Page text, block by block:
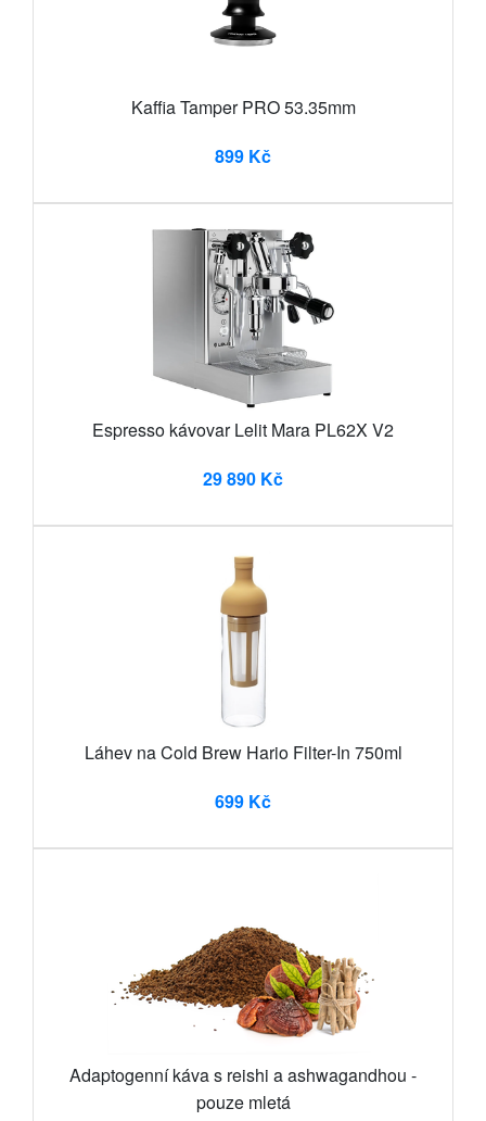
Kaffia Tamper PRO 53.35mm
899 Kč
Espresso kávovar Lelit Mara PL62X V2
29 890 Kč
Láhev na Cold Brew Hario Filter-In 750ml
699 Kč
Adaptogenní káva s reishi a ashwagandhou -
pouze mletá